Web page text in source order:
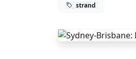
strand